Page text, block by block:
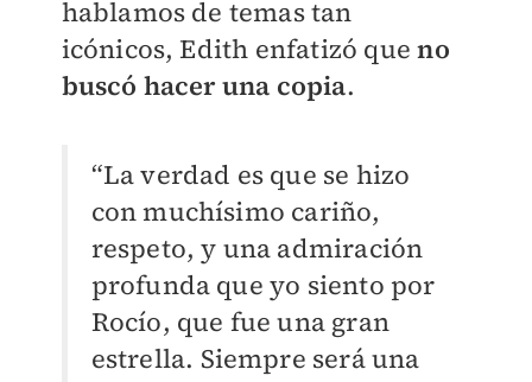
hablamos de temas tan
icónicos, Edith enfatizó queno
buscó hacer una copia.
“La verdad es que se hizo
con muchísimo cariño,
respeto, y una admiración
profunda que yo siento por
Rocío, que fue una gran
estrella. Siempre será una